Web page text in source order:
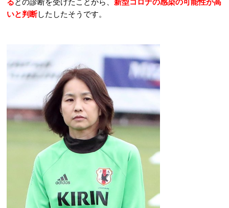
いと判断したしたそうです。